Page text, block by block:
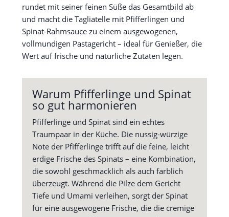
rundet mit seiner feinen Süße das Gesamtbild ab
und macht die Tagliatelle mit Pfifferlingen und
Spinat-Rahmsauce zu einem ausgewogenen,
vollmundigen Pastagericht – ideal für Genießer, die
Wert auf frische und natürliche Zutaten legen.
Warum Pfifferlinge und Spinat
so gut harmonieren
Pfifferlinge und Spinat sind ein echtes
Traumpaar in der Küche. Die nussig-würzige
Note der Pfifferlinge trifft auf die feine, leicht
erdige Frische des Spinats – eine Kombination,
die sowohl geschmacklich als auch farblich
überzeugt. Während die Pilze dem Gericht
Tiefe und Umami verleihen, sorgt der Spinat
für eine ausgewogene Frische, die die cremige